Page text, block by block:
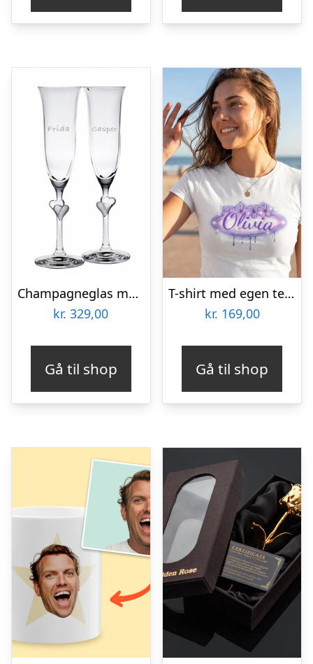
Champagneglas med hvide hjerter på stilk – perfekt til bryllup
kr. 329,00
Gå til shop
T-shirt med egen tekst – Midnight Sun
kr. 169,00
Gå til shop